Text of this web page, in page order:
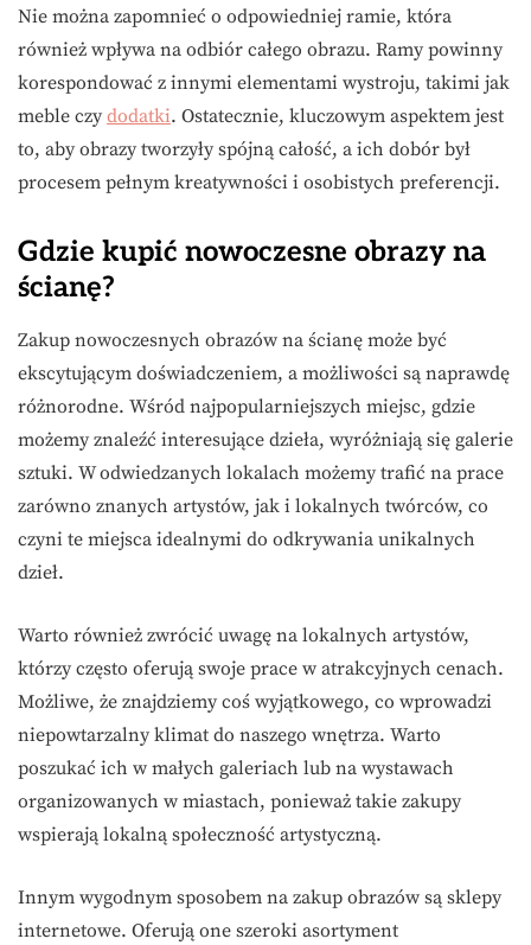
Nie można zapomnieć o odpowiedniej ramie, która
również wpływa na odbiór całego obrazu. Ramy powinny
korespondować z innymi elementami wystroju, takimi jak
meble czy dodatki. Ostatecznie, kluczowym aspektem jest
to, aby obrazy tworzyły spójną całość, a ich dobór był
procesem pełnym kreatywności i osobistych preferencji.
Gdzie kupić nowoczesne obrazy na
ścianę?
Zakup nowoczesnych obrazów na ścianę może być
ekscytującym doświadczeniem, a możliwości są naprawdę
różnorodne. Wśród najpopularniejszych miejsc, gdzie
możemy znaleźć interesujące dzieła, wyróżniają się galerie
sztuki. W odwiedzanych lokalach możemy trafić na prace
zarówno znanych artystów, jak i lokalnych twórców, co
czyni te miejsca idealnymi do odkrywania unikalnych
dzieł.
Warto również zwrócić uwagę na lokalnych artystów,
którzy często oferują swoje prace w atrakcyjnych cenach.
Możliwe, że znajdziemy coś wyjątkowego, co wprowadzi
niepowtarzalny klimat do naszego wnętrza. Warto
poszukać ich w małych galeriach lub na wystawach
organizowanych w miastach, ponieważ takie zakupy
wspierają lokalną społeczność artystyczną.
Innym wygodnym sposobem na zakup obrazów są sklepy
internetowe. Oferują one szeroki asortyment